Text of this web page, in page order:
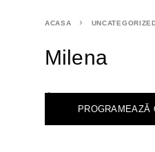
ACASA
Milena
<
PROGRAMEAZĂ